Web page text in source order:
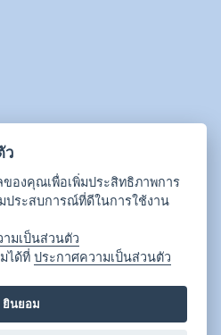
ว
องคุณเพื่อเพิ่มประสิทธิภาพการ
ประสบการณ์ที่ดีในการใช้งาน
มเป็นส่วนตัว
มได้ที่ประกาศความเป็นส่วนตัว
ยินยอม